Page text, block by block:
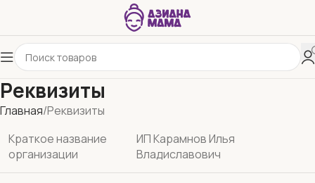
Реквизиты
Главная Реквизиты
Краткое название
организации
ИП Карамнов Илья
Владиславович